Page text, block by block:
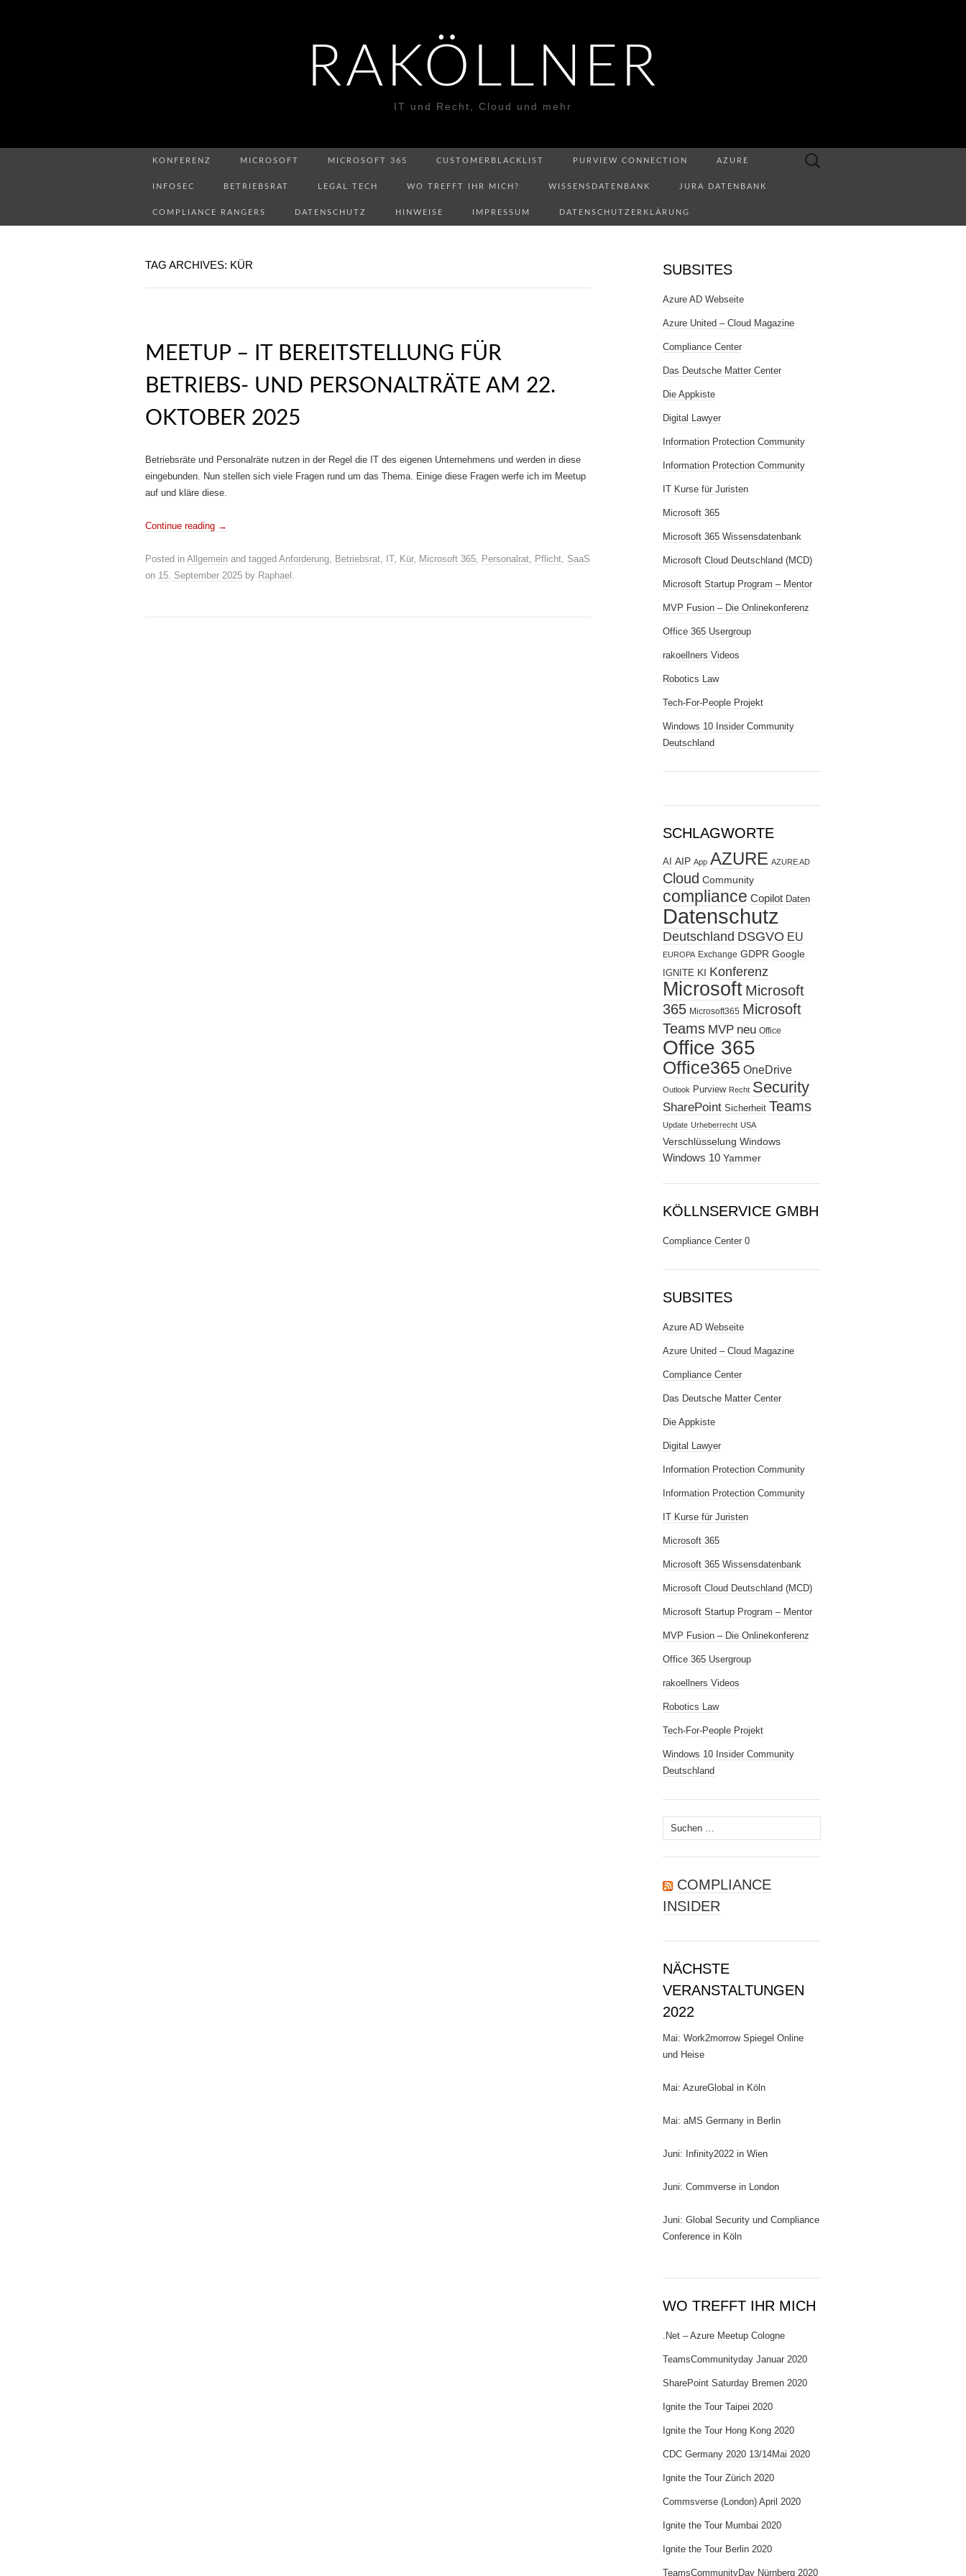
RAKÖLLNER
IT und Recht, Cloud und mehr
KONFERENZ MICROSOFT MICROSOFT 365 CUSTOMERBLACKLIST PURVIEW CONNECTION AZURE
INFOSEC BETRIEBSRAT LEGAL TECH WO TREFFT IHR MICH? WISSENSDATENBANK JURA DATENBANK
COMPLIANCE RANGERS DATENSCHUTZ HINWEISE IMPRESSUM DATENSCHUTZERKLÄRUNG
Suchen
TAG ARCHIVES: KÜR
MEETUP – IT BEREITSTELLUNG FÜR
BETRIEBS- UND PERSONALTRÄTE AM 22.
OKTOBER 2025
Betriebsräte und Personalräte nutzen in der Regel die IT des eigenen Unternehmens und werden in diese
eingebunden. Nun stellen sich viele Fragen rund um das Thema. Einige diese Fragen werfe ich im Meetup
auf und kläre diese.
Continue reading →
Posted in Allgemein and tagged Anforderung, Betriebsrat, IT, Kür, Microsoft 365, Personalrat, Pflicht, SaaS
on 15. September 2025 by Raphael .
SUBSITES
Azure AD Webseite
Azure United – Cloud Magazine
Compliance Center
Das Deutsche Matter Center
Die Appkiste
Digital Lawyer
Information Protection Community
Information Protection Community
IT Kurse für Juristen
Microsoft 365
Microsoft 365 Wissensdatenbank
Microsoft Cloud Deutschland (MCD)
Microsoft Startup Program – Mentor
MVP Fusion – Die Onlinekonferenz
Office 365 Usergroup
rakoellners Videos
Robotics Law
Tech-For-People Projekt
Windows 10 Insider Community
Deutschland
SCHLAGWORTE
AI AIP App AZURE AZURE AD
Cloud Community
compliance Copilot Daten
Datenschutz
Deutschland DSGVO EU
EUROPA Exchange GDPR Google
IGNITE KI Konferenz
Microsoft Microsoft
365 Microsoft365 Microsoft
Teams MVP neu Office
Office 365
Office365 OneDrive
Outlook Purview Recht Security
SharePoint Sicherheit Teams
Update Urheberrecht USA
Verschlüsselung Windows
Windows 10 Yammer
KÖLLNSERVICE GMBH
Compliance Center 0
SUBSITES
Azure AD Webseite
Azure United – Cloud Magazine
Compliance Center
Das Deutsche Matter Center
Die Appkiste
Digital Lawyer
Information Protection Community
Information Protection Community
IT Kurse für Juristen
Microsoft 365
Microsoft 365 Wissensdatenbank
Microsoft Cloud Deutschland (MCD)
Microsoft Startup Program – Mentor
MVP Fusion – Die Onlinekonferenz
Office 365 Usergroup
rakoellners Videos
Robotics Law
Tech-For-People Projekt
Windows 10 Insider Community
Deutschland
Suchen
nach:
COMPLIANCE
INSIDER
NÄCHSTE
VERANSTALTUNGEN
2022
Mai: Work2morrow Spiegel Online
und Heise
Mai: AzureGlobal in Köln
Mai: aMS Germany in Berlin
Juni: Infinity2022 in Wien
Juni: Commverse in London
Juni: Global Security und Compliance
Conference in Köln
WO TREFFT IHR MICH
.Net – Azure Meetup Cologne
TeamsCommunityday Januar 2020
SharePoint Saturday Bremen 2020
Ignite the Tour Taipei 2020
Ignite the Tour Hong Kong 2020
CDC Germany 2020 13/14Mai 2020
Ignite the Tour Zürich 2020
Commsverse (London) April 2020
Ignite the Tour Mumbai 2020
Ignite the Tour Berlin 2020
TeamsCommunityDay Nürnberg 2020